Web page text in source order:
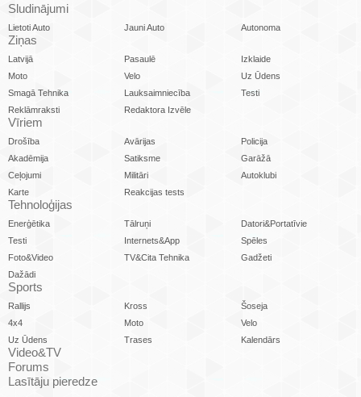
Sludinājumi
Lietoti Auto Jauni Auto Autonoma
Ziņas
Latvijā Pasaulē
Izklaide
Moto
Velo
Uz Ūdens
Smagā Tehnika
Lauksaimniecība
Testi
Reklāmraksti
Redaktora Izvēle
Vīriem
Drošība Avārijas
Policija
Akadēmija
Satiksme
Garāžā
Ceļojumi
Militāri
Autoklubi
Karte
Reakcijas tests
Tehnoloģijas
Enerģētika Tālruņi
Datori&Portatīvie
Testi
Internets&App
Spēles
Foto&Video
TV&Cita Tehnika
Gadžeti
Dažādi
Sports
Rallijs Kross
Šoseja
4x4
Moto
Velo
Uz Ūdens
Trases Kalendārs
Video&TV
Forums
Lasītāju pieredze